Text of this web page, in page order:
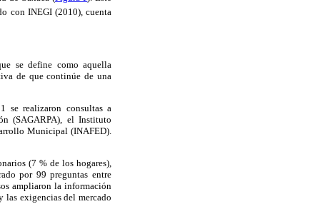
con INEGI (2010), cuenta
se define como aquella
de que continúe de una
se realizaron consultas a
(SAGARPA), el Instituto
Municipal (INAFED).
(7 % de los hogares),
por 99 preguntas entre
ampliaron la información
las exigencias del mercado